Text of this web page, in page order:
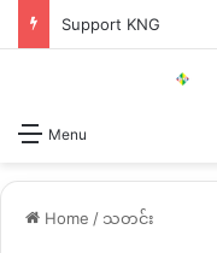
Support KNG
Menu
Home / သတင်း